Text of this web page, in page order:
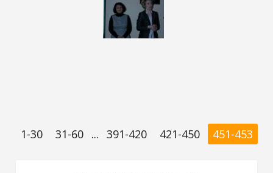
1-30 31-60 ... 391-420 421-450 451-453